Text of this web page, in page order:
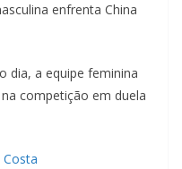
enfrenta China
dia, a equipe feminina
competição em duela
Costa